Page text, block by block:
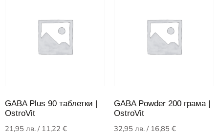
GABA Plus 90 таблетки |
OstroVit
21,95 лв. / 11,22 €
GABA Powder 200 грама |
OstroVit
32,95 лв./ 16,85 €